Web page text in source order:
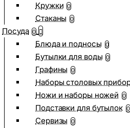
Кружки 0
Стаканы 0
Посуда 0
Блюда и подносы 0
Бутылки для воды 0
Графины 0
Наборы столовых
Ножи и наборы ножей 0
Подставки для бутылок 0
Сервизы 0